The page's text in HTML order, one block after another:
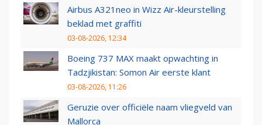
Airbus A321neo in Wizz Air-kleurstelling
beklad met graffiti
03-08-2026, 12:34
Boeing 737 MAX maakt opwachting in
Tadzjikistan: Somon Air eerste klant
03-08-2026, 11:26
Geruzie over officiële naam vliegveld van
Mallorca